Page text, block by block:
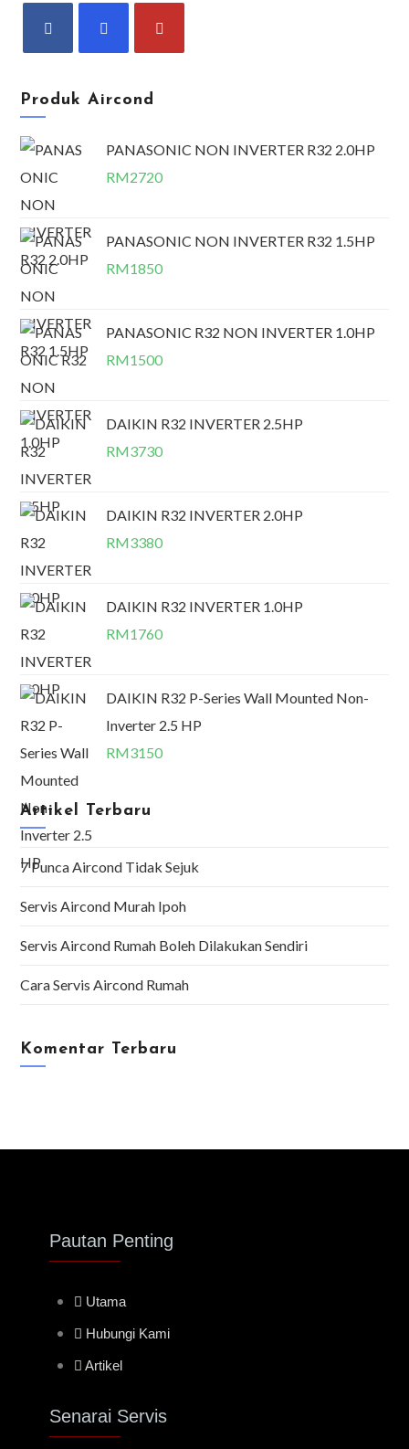
Produk Aircond
PANASONIC NON INVERTER R32 2.0HP
RM2720
PANASONIC NON INVERTER R32 1.5HP
RM1850
PANASONIC R32 NON INVERTER 1.0HP
RM1500
DAIKIN R32 INVERTER 2.5HP
RM3730
DAIKIN R32 INVERTER 2.0HP
RM3380
DAIKIN R32 INVERTER 1.0HP
RM1760
DAIKIN R32 P-Series Wall Mounted Non-
Inverter 2.5 HP
RM3150
Artikel Terbaru
7 Punca Aircond Tidak Sejuk
Servis Aircond Murah Ipoh
Servis Aircond Rumah Boleh Dilakukan Sendiri
Cara Servis Aircond Rumah
Komentar Terbaru
Pautan Penting
Utama
Hubungi Kami
Artikel
Senarai Servis